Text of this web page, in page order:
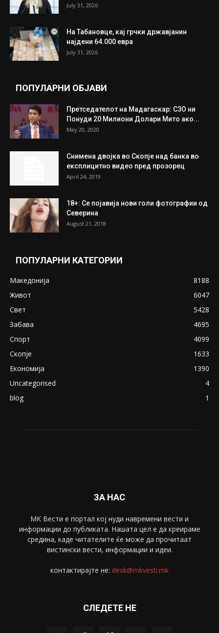
July 31, 2026
На Табановце, кај грчки државјанин
најдени 64.000 евра
July 31, 2026
ПОПУЛАРНИ ОБЈАВИ
Претседателот на Мадагаскар: СЗО ни
Понуди 20 Милиони Долари Мито ако...
May 20, 2020
Снимена двојка во Скопје над банка во
експлицитно видео пред прозорец
April 24, 2019
18+: Се појавија нови голи фотографии од
Северина
August 21, 2018
ПОПУЛАРНИ КАТЕГОРИИ
Македонија
8188
Живот
6047
Свет
5428
Забава
4695
Спорт
4099
Скопје
1633
Економија
1390
Uncategorised
4
blog
1
ЗА НАС
МК Вести е портал коj нуди навремени вести и
информации до публиката. Нашата цел е да креираме
средина, каде читателите ќе може да прочитаат
вистински вести, информации и идеи.
контактирајте не: desk@mkvesti.mk
СЛЕДЕТЕ НЕ